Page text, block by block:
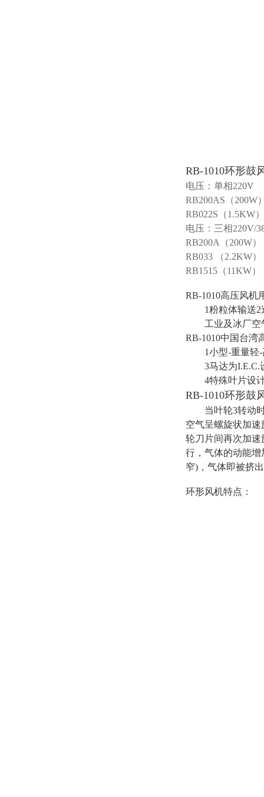
RB-1010环形鼓
电压：单相220V
RB200AS（200W
RB022S（1.5KW
电压：三相220V/
RB200A（200W
RB033 （2.2KW
RB1515（11KW
RB-1010高压风机
1粉粒体输送2造
工业及冰厂空气
RB-1010中国台湾
1小型-重量轻-
3马达为I.E.C.设
4特殊叶片设计
RB-1010环形鼓
当叶轮3转动时
空气呈螺旋状加
轮刀片间再次加
行，气体的动能
窄)，气体即被挤
环形风机特点：